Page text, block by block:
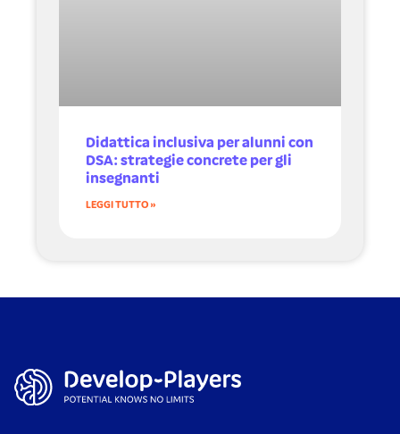
Didattica inclusiva per alunni con
DSA: strategie concrete per gli
insegnanti
LEGGI TUTTO »